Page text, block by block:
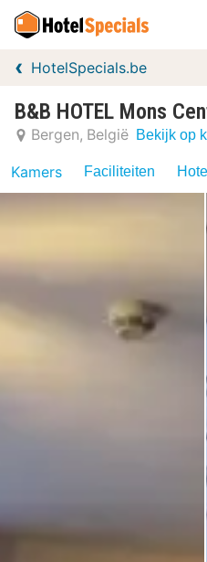
HotelSpecials.be
B&B HOTEL Mons
Bergen België Bekijk op
Kamers Faciliteiten